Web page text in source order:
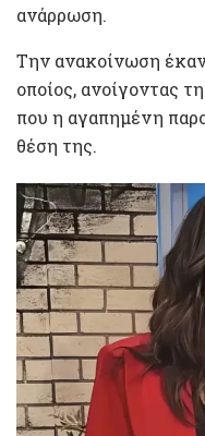
ανάρρωση.
Την ανακοίνωση
οποίος, ανοίγοντας
που η αγαπημένη
θέση της.